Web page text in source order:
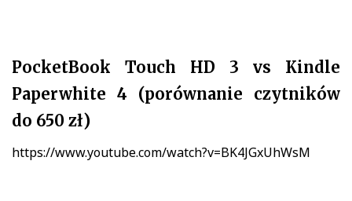
PocketBook Touch HD 3 vs Kindle
Paperwhite 4 (porównanie czytników
do 650 zł)
https://www.youtube.com/watch?v=BK4JGxUhWsM